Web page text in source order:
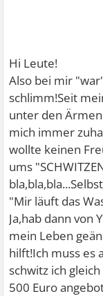
Hi Leute!
Also bei mir
schlimm!Seit
unter den
mich immer
wollte keinen
ums
"Mir läuft das
Ja,hab dann von
mein Leben
hilft!Ich muss es
schwitz ich
500 Euro